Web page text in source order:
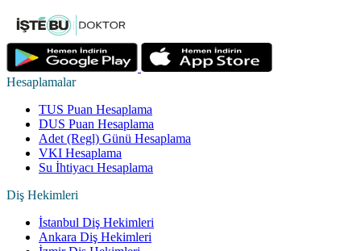
Hesaplamalar
TUS Puan Hesaplama
DUS Puan Hesaplama
Adet (Regl) Günü Hesaplama
VKI Hesaplama
Su İhtiyacı Hesaplama
Diş Hekimleri
İstanbul Diş Hekimleri
Ankara Diş Hekimleri